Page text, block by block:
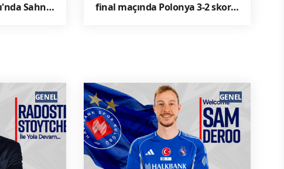
Sahne
final maçında Polonya 3-2 skorla
GENEL GENEL